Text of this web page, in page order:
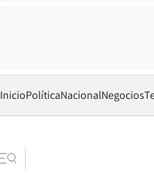
InicioPolíticaNacionalNegocios